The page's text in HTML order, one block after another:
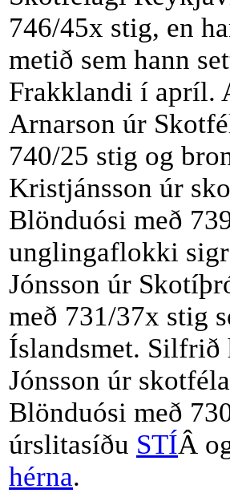
746/45x stig, en
metið sem hann
Frakklandi í apríl.
Arnarson úr
740/25 stig og
Kristjánsson úr
Blönduósi með
unglingaflokki
Jónsson úr
með 731/37x stig
Íslandsmet. Silfrið
Jónsson úr
Blönduósi með
úrslitasíðu STÍÂ
hérna.